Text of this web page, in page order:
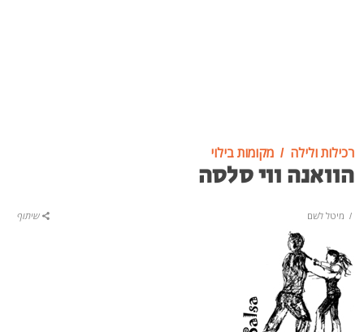
רכילות ולילה מקומות בילוי
הוואנה ווי סלסה
/ מיטל לשם שיתוף